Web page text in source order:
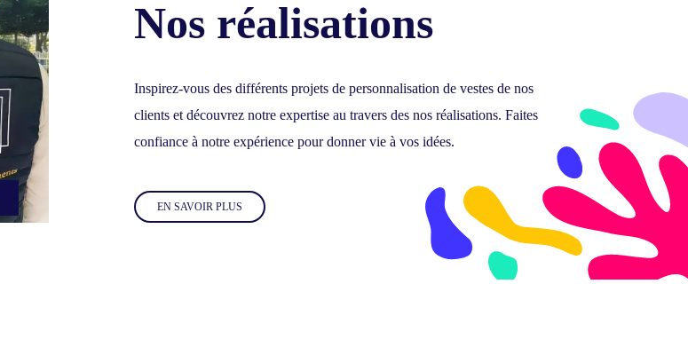
Nos réalisations
Inspirez-vous des différents projets de personnalisation de vestes de nos
clients et découvrez notre expertise au travers des nos réalisations. Faites
confiance à notre expérience pour donner vie à vos idées.
EN SAVOIR PLUS